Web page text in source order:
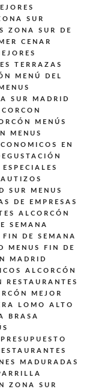
SUR
ZONA SUR DE
CENAR
TERRAZAS
MENÚ DEL
MENUS
SUR MADRID
MENÚS
MENUS
EN
ESPECIALES
SUR
MENUS
DE EMPRESAS
ALCORCÓN
SEMANA
FIN DE SEMANA
MENUS FIN DE
MADRID
ALCORCÓN
RESTAURANTES
MEJOR
LOMO ALTO
BRASA
MADURADAS
ZONA SUR